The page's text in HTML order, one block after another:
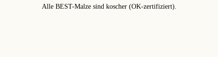
Alle BEST-Malze sind koscher (OK-zertifiziert).